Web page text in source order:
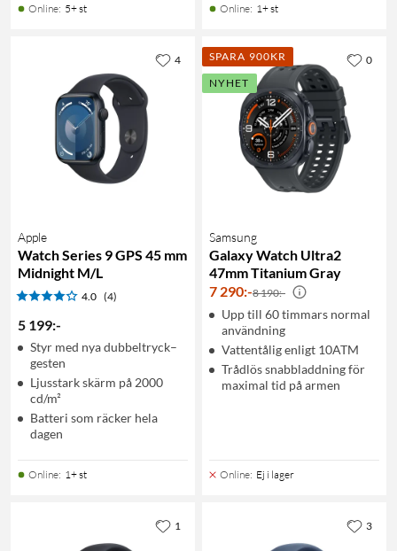
Online: 5+ st Online: 1+ st
Apple
Watch Series 9 GPS 45 mm
Midnight M/L
4.0 (4)
5 199:-
Styr med nya dubbeltryck–
gesten
Ljusstark skärm på 2000
cd/m²
Batteri som räcker hela
dagen
Online: 1+ st
4
SPARA 900KR
NYHET
Samsung
Galaxy Watch Ultra2
47mm Titanium Gray
7 290:-8 190:-
Upp till 60 timmars normal
användning
Vattentålig enligt 10ATM
Trådlös snabbladdning för
maximal tid på armen
Online: Ej i lager
0
1 3